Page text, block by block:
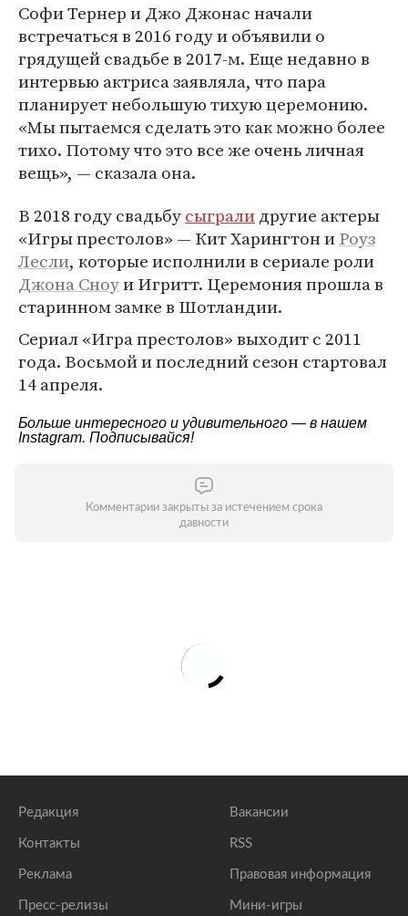
Софи Тернер и Джо Джонас начали
встречаться в 2016 году и объявили о
грядущей свадьбе в 2017-м. Еще недавно в
интервью актриса заявляла, что пара
планирует небольшую тихую церемонию.
«Мы пытаемся сделать это как можно более
тихо. Потому что это все же очень личная
вещь», — сказала она.
В 2018 году свадьбусыгралидругие актеры
«Игры престолов» — Кит Харингтон иРоуз
Лесли, которые исполнили в сериале роли
Джона Сноуи Игритт. Церемония прошла в
старинном замке в Шотландии.
Сериал «Игра престолов» выходит с 2011
года. Восьмой и последний сезон стартовал
14 апреля.
Больше интересного и удивительного — в нашем
Instagram. Подписывайся!
Комментарии закрыты за истечением срока
давности
Редакция
Контакты
Реклама
Пресс-релизы
Вакансии
RSS
Правовая информация
Мини-игры